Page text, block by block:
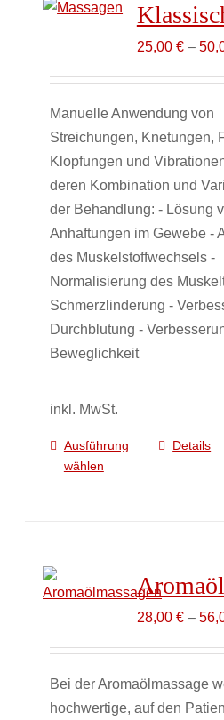
25,00 €–
Manuelle Anwendung von
Streichungen, Knetungen,
Klopfungen und
deren Kombination und
der Behandlung: - Lösung
Anhaftungen im Gewebe -
des Muskelstoffwechsels -
Normalisierung des
Schmerzlinderung -
Durchblutung -
Beweglichkeit
inkl. MwSt.
Ausführung
wählen
Dieses
Die
Optionen
der
Details
28,00 €–
Bei der Aromaölmassage
hochwertige, auf den